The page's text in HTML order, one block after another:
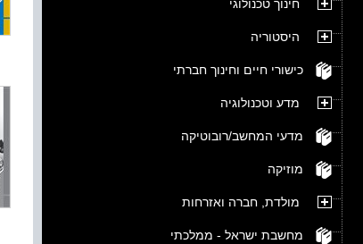
חינוך טכנולוגי
היסטוריה
כישורי חיים וחינוך חברתי
מדע וטכנולוגיה
מדעי המחשב/רובוטיקה
מוזיקה
מולדת, חברה ואזרחות
מחשבת ישראל - ממלכתי